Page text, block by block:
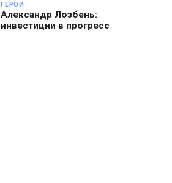
ГЕРОИ
Александр Лозбень:
инвестиции в прогресс